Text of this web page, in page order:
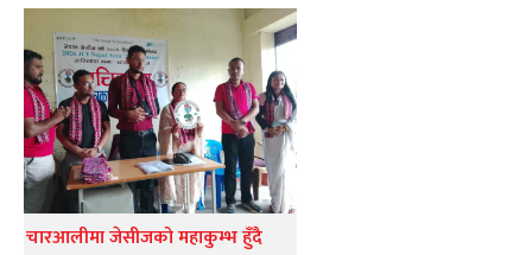
चारआलीमा जेसीजको महाकुम्भ हुँदै